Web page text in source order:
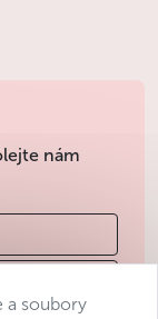
nám
a soubory